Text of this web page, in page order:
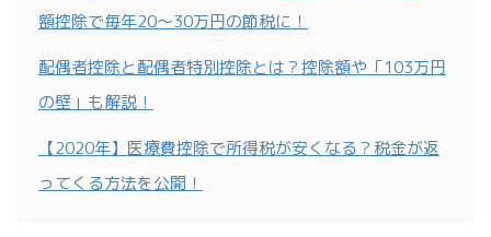
額控除で毎年20～30万円の節税に！
配偶者控除と配偶者特別控除とは？控除額や「103万円
の壁」も解説！
【2020年】医療費控除で所得税が安くなる？税金が返
ってくる方法を公開！